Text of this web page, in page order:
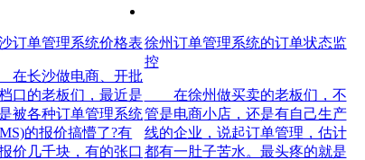
订单管理系统价格表
长沙做电商、开批
口的老板们，最近是
被各种订单管理系统
的报价搞懵了?有
价几千块，有的张口
徐州订单管理系统的订单状态监
控
在徐州做买卖的老板们，不
管是电商小店，还是有自己生产
线的企业，说起订单管理，估计
都有一肚子苦水。最头疼的就是